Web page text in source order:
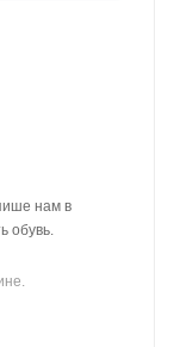
нам в
обувь.